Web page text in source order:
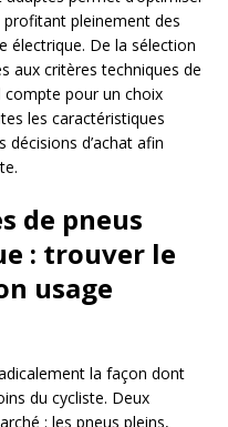
pleinement des
électrique. De la sélection
aux critères techniques de
compte pour un choix
les caractéristiques
d’achat afin
de pneus
: trouver le
usage
la façon dont
du cycliste. Deux
: les pneus pleins,